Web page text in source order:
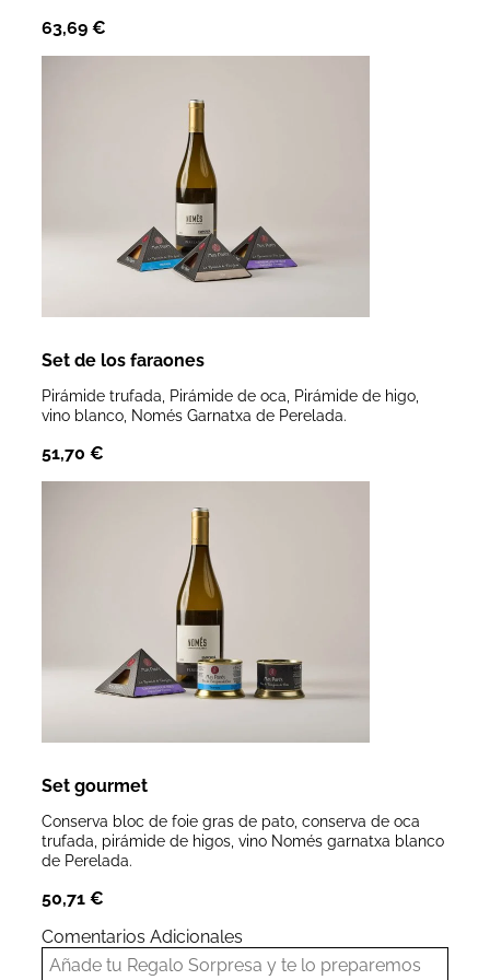
63,69 €
Set de los faraones
Pirámide trufada, Pirámide de oca, Pirámide de higo,
vino blanco, Només Garnatxa de Perelada.
51,70 €
Set gourmet
Conserva bloc de foie gras de pato, conserva de oca
trufada, pirámide de higos, vino Només garnatxa blanco
de Perelada.
50,71 €
Comentarios Adicionales